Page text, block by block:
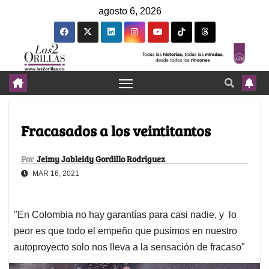
agosto 6, 2026
Fracasados a los veintitantos
Por Jeimy Jableidy Gordillo Rodriguez
MAR 16, 2021
"En Colombia no hay garantías para casi nadie, y lo
peor es que todo el empeño que pusimos en nuestro
autoproyecto solo nos lleva a la sensación de fracaso"